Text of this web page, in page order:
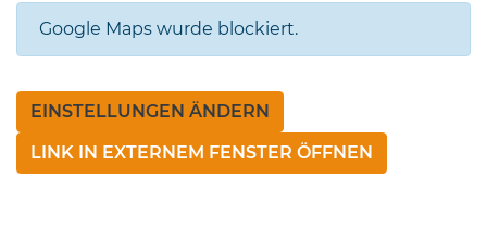
Google Maps wurde blockiert.
EINSTELLUNGEN ÄNDERN
LINK IN EXTERNEM FENSTER ÖFFNEN